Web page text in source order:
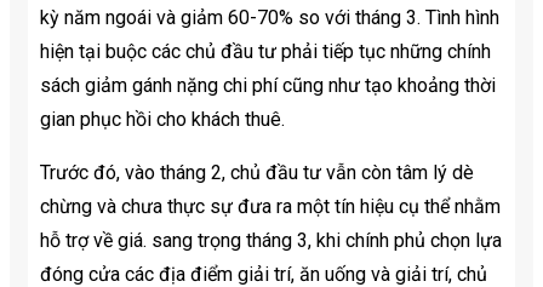
kỳ năm ngoái và giảm 60-70% so với tháng 3. Tình hình
hiện tại buộc các chủ đầu tư phải tiếp tục những chính
sách giảm gánh nặng chi phí cũng như tạo khoảng thời
gian phục hồi cho khách thuê.
Trước đó, vào tháng 2, chủ đầu tư vẫn còn tâm lý dè
chừng và chưa thực sự đưa ra một tín hiệu cụ thể nhằm
hỗ trợ về giá. sang trọng tháng 3, khi chính phủ chọn lựa
đóng cửa các địa điểm giải trí, ăn uống và giải trí, chủ